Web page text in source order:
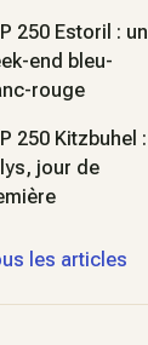
250 Estoril : un
end bleu-
rouge
250 Kitzbuhel :
jour de
les articles